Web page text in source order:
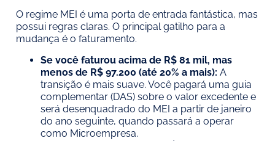
O regime MEI é uma porta de entrada fantástica, mas
possui regras claras. O principal gatilho para a
mudança é o faturamento.
Se você faturou acima de R$ 81 mil, mas
menos de R$ 97.200 (até 20% a mais): A
transição é mais suave. Você pagará uma guia
complementar (DAS) sobre o valor excedente e
será desenquadrado do MEI a partir de janeiro
do ano seguinte, quando passará a operar
como Microempresa.